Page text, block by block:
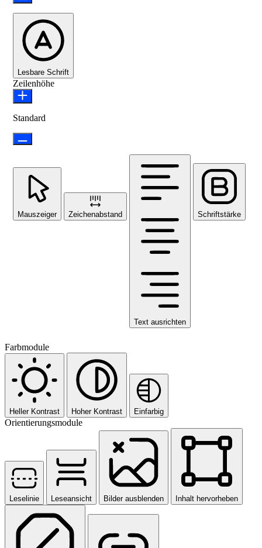
Lesbare Schrift
Zeilenhöhe
Standard
Mauszeiger Zeichenabstand
Text ausrichten
Schriftstärke
Farbmodule
Heller Kontrast Hoher Kontrast Einfarbig
Orientierungsmodule
Leselinie Leseansicht Bilder ausblenden Inhalt hervorheben